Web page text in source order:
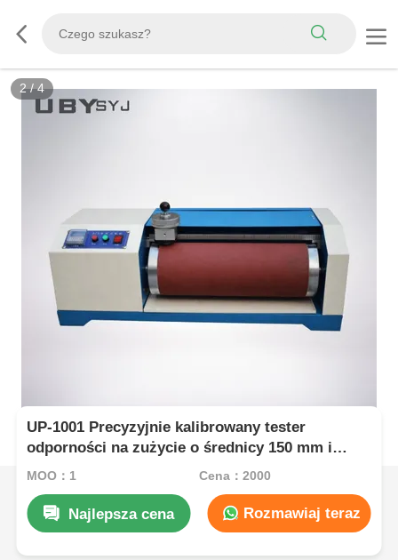
3/4
UP-1001 Precyzyjnie kalibrowany tester
odporności na zużycie o średnicy 150 mm i
prędkości obrotu 40 obr./min dla materiałów
MOQ：1 Cena：2000
Najlepsza cena Rozmawiaj teraz